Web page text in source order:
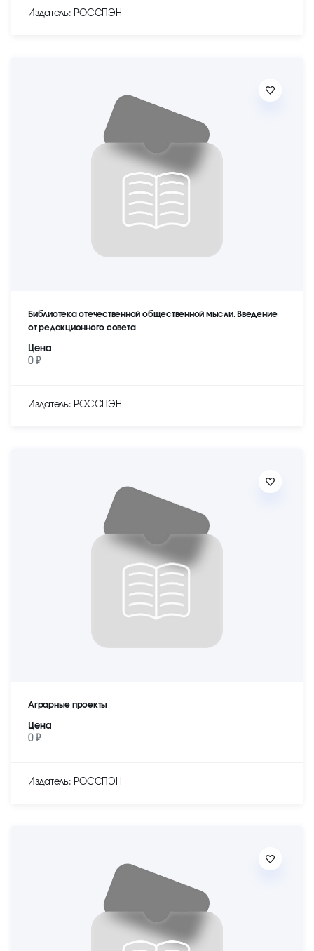
Издатель: РОССПЭН
Библиотека отечественной общественной мысли. Введение
от редакционного совета
Цена
0 ₽
Издатель: РОССПЭН
Аграрные проекты
Цена
0 ₽
Издатель: РОССПЭН